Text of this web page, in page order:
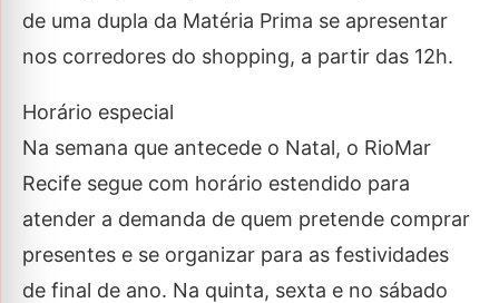
de uma dupla da Matéria Prima se apresentar
nos corredores do shopping, a partir das 12h.
Horário especial
Na semana que antecede o Natal, o RioMar
Recife segue com horário estendido para
atender a demanda de quem pretende comprar
presentes e se organizar para as festividades
de final de ano. Na quinta, sexta e no sábado